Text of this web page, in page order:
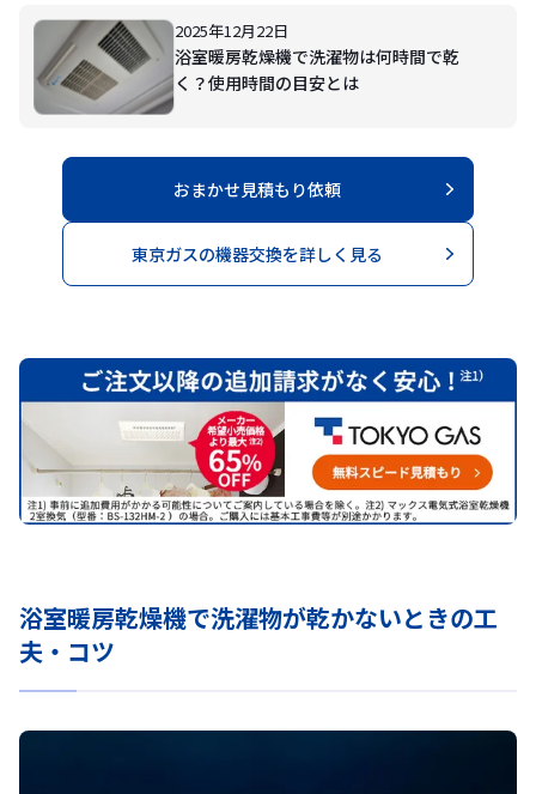
2025年12月22日
浴室暖房乾燥機で洗濯物は何時間で乾
く？使用時間の目安とは
おまかせ見積もり依頼
東京ガスの機器交換を詳しく見る
浴室暖房乾燥機で洗濯物が乾かないときの工
夫・コツ